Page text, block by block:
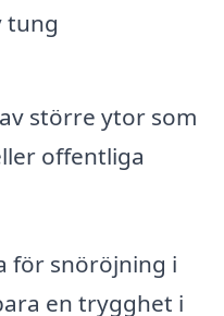
tung
större ytor som
offentliga
för snöröjning i
en trygghet i